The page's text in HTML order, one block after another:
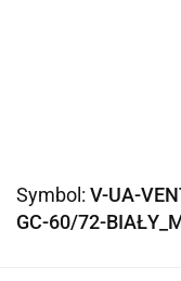
Symbol: V-UA-
GC-60/72-